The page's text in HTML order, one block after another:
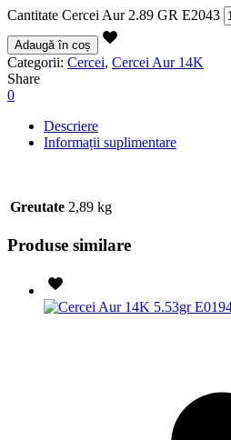
Cantitate Cercei Aur 2.89 GR E2043
Adaugă în coș
Categorii: Cercei, Cercei Aur 14K
Share
0
Descriere
Informații suplimentare
Greutate 2,89 kg
Produse similare